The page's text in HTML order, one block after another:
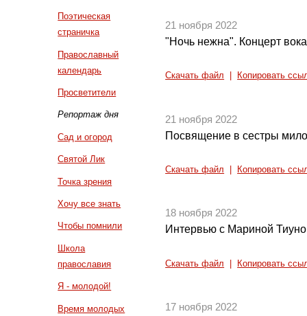
Поэтическая
страничка
Православный
календарь
Просветители
Репортаж дня
Сад и огород
Святой Лик
Точка зрения
Хочу все знать
Чтобы помнили
Школа
православия
Я - молодой!
Время молодых
21 ноября 2022
"Ночь нежна". Концерт
Скачать файл Копировать
21 ноября 2022
Посвящение в сестры
Скачать файл Копировать
18 ноября 2022
Интервью с Мариной
Скачать файл Копировать
17 ноября 2022